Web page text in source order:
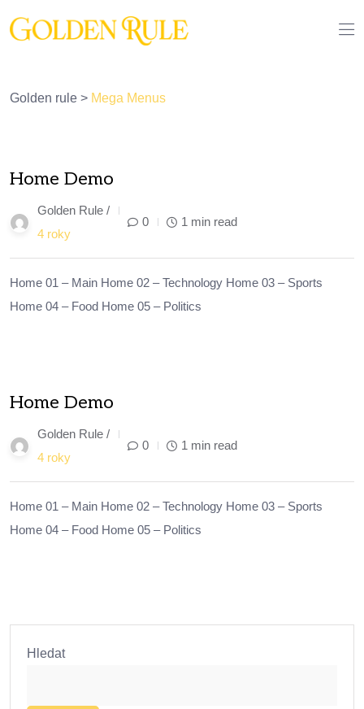
Golden rule > Mega Menus
Říj
Home Demo
Golden Rule /
4 roky
0 1 min read
Home 01 – Main Home 02 – Technology Home 03 – Sports
Home 04 – Food Home 05 – Politics
Říj
Home Demo
Golden Rule /
4 roky
0 1 min read
Home 01 – Main Home 02 – Technology Home 03 – Sports
Home 04 – Food Home 05 – Politics
Hledat